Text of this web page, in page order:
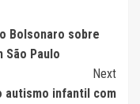
Bolsonaro sobre
São Paulo
Next
autismo infantil com